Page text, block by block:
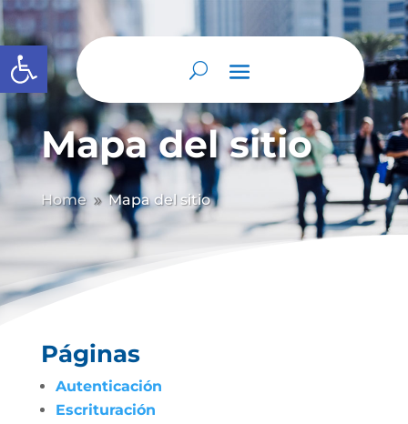
Abrir barra de herramientas
Mapa del sitio
Home 9 Mapa del sitio
Páginas
Autenticación
Escrituración